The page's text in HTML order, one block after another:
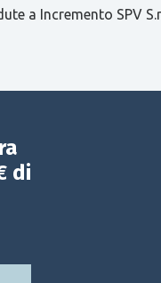
a Incremento SPV
di